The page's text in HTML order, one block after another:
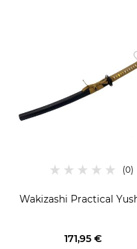
Wakizashi Practical
171,95 €